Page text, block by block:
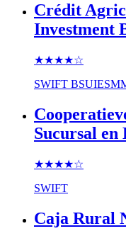
Crédit
Investment
★★★★☆
SWIFT
Sucursal en
★★★★☆
SWIFT
Caja Rural